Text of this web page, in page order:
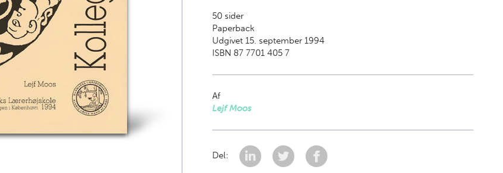
50sider
Paperback
Udgivet 15. september 1994
ISBN 87 7701 405 7
Af
Lejf Moos
Del: